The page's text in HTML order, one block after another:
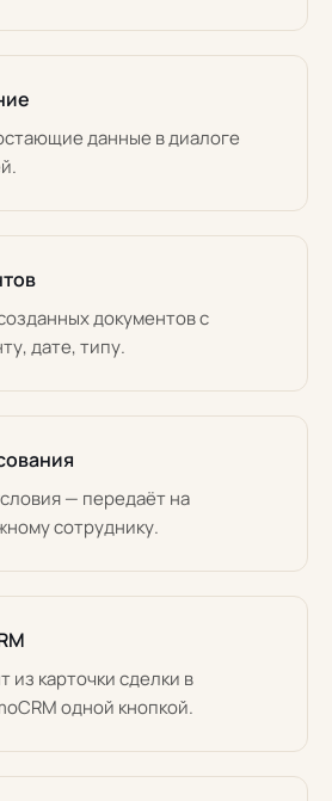
данные в диалоге
документов с
дате, типу.
— передаёт на
сотруднику.
из карточки сделки в
одной кнопкой.